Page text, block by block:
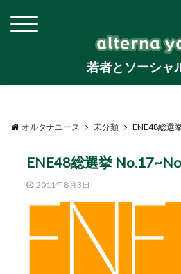
若者とソーシャ
オルタナユース 未分類 ENE48総選
ENE48総選挙
2011年8月3日